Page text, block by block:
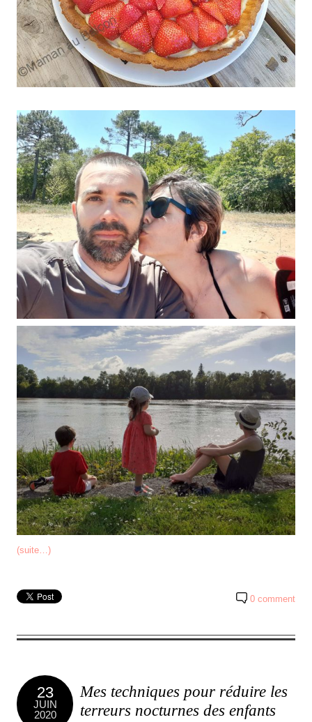
(suite…)
0 comment
23
JUIN
2020
Mes techniques pour réduire les
terreurs nocturnes des enfants